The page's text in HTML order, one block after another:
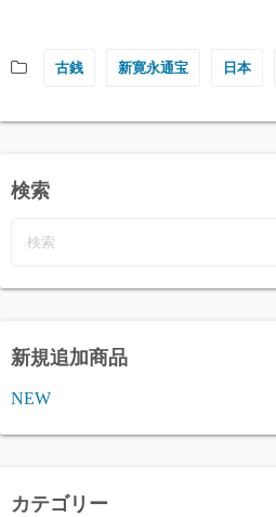
古銭 新寛永通宝 日本
検索
新規追加商品
NEW
カテゴリー